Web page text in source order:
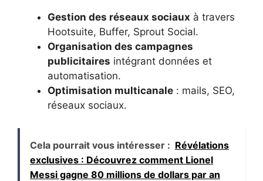
Gestion des réseaux sociaux à travers
Hootsuite, Buffer, Sprout Social.
Organisation des campagnes
publicitaires intégrant données et
automatisation.
Optimisation multicanale : mails, SEO,
réseaux sociaux.
Cela pourrait vous intéresser : Révélations
exclusives : Découvrez comment Lionel
Messi gagne 80 millions de dollars par an